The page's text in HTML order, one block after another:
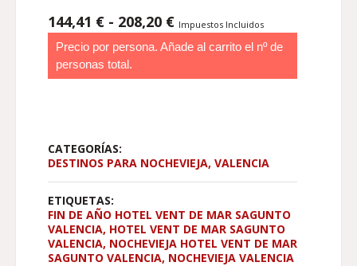
144,41 € - 208,20 €RANGO
DE
PRECIOS:
144,41 €
Impuestos Incluidos
Precio por persona. Añade al carrito el nº de
personas total.
CATEGORÍAS:
DESTINOS PARA NOCHEVIEJA, VALENCIA
ETIQUETAS:
FIN DE AÑO HOTEL VENT DE MAR SAGUNTO
VALENCIA, HOTEL VENT DE MAR SAGUNTO
VALENCIA, NOCHEVIEJA HOTEL VENT DE MAR
SAGUNTO VALENCIA, NOCHEVIEJA VALENCIA